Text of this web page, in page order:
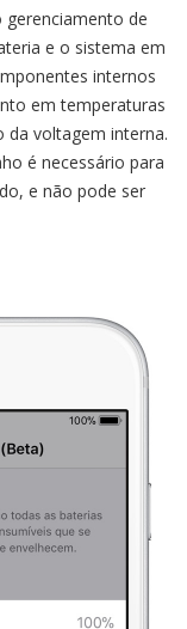
de
e o sistema em
internos
em temperaturas
da voltagem interna.
é necessário para
e não pode ser